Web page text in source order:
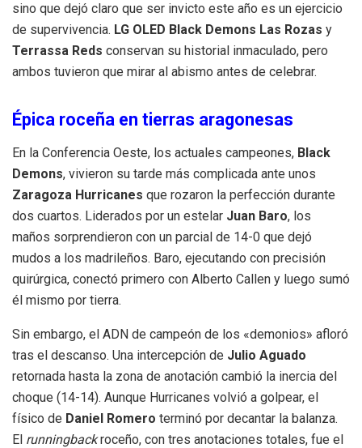
sino que dejó claro que ser invicto este año es un ejercicio
de supervivencia. LG OLED Black Demons Las Rozas y
Terrassa Reds conservan su historial inmaculado, pero
ambos tuvieron que mirar al abismo antes de celebrar.
Épica roceña en tierras aragonesas
En la Conferencia Oeste, los actuales campeones, Black
Demons, vivieron su tarde más complicada ante unos
Zaragoza Hurricanes que rozaron la perfección durante
dos cuartos. Liderados por un estelar Juan Baro, los
maños sorprendieron con un parcial de 14-0 que dejó
mudos a los madrileños. Baro, ejecutando con precisión
quirúrgica, conectó primero con Alberto Callen y luego sumó
él mismo por tierra.
Sin embargo, el ADN de campeón de los «demonios» afloró
tras el descanso. Una intercepción de Julio Aguado
retornada hasta la zona de anotación cambió la inercia del
choque (14-14). Aunque Hurricanes volvió a golpear, el
físico de Daniel Romero terminó por decantar la balanza.
El runningbackroceño, con tres anotaciones totales, fue el